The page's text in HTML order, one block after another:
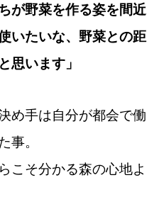
が野菜を作る姿を間近
いたいな、野菜との距
思います」
め手は自分が都会で働
事。
こそ分かる森の心地よ